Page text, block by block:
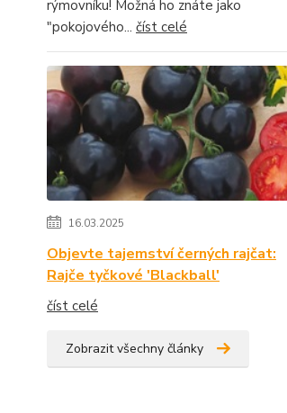
rýmovníku! Možná ho znáte jako
"pokojového... číst celé
16.03.2025
Objevte tajemství černých rajčat:
Rajče tyčkové 'Blackball'
číst celé
Zobrazit všechny články